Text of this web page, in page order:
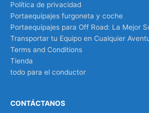
Política de privacidad
Portaequipajes furgoneta y coche
Portaequipajes para Off Road: La Mejor
Transportar tu Equipo en Cualquier
Terms and Conditions
Tienda
todo para el conductor
CONTÁCTANOS